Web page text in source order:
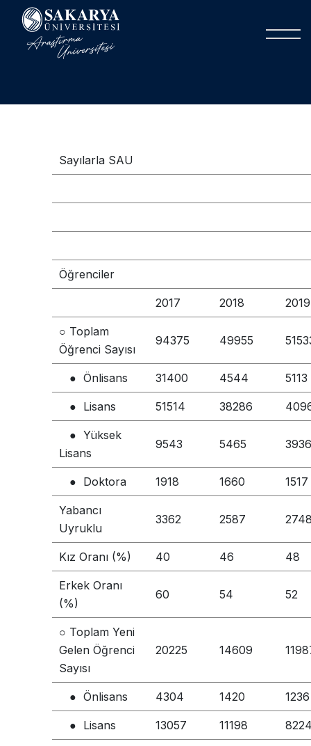
Sayılarla SAU
Öğrenciler
2017 2018 2019
○ Toplam
Öğrenci Sayısı
94375 49955
● Önlisans 31400 4544 5113
● Lisans 51514 38286
● Yüksek
Lisans
9543 5465 3936
● Doktora 1918 1660 1517
Yabancı
Uyruklu
3362 2587
Kız Oranı (%) 40 46 48
Erkek Oranı
(%)
60 54 52
○ Toplam Yeni
Gelen Öğrenci
Sayısı
20225 14609
● Önlisans 4304 1420 1236
● Lisans 13057 11198